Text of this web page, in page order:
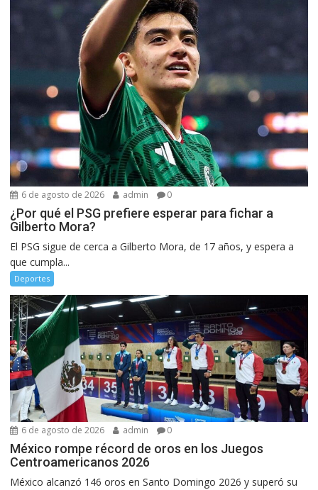
6 de agosto de 2026 admin 0
¿Por qué el PSG prefiere esperar para fichar a
Gilberto Mora?
El PSG sigue de cerca a Gilberto Mora, de 17 años, y espera a
que cumpla...
Deportes
6 de agosto de 2026 admin 0
México rompe récord de oros en los Juegos
Centroamericanos 2026
México alcanzó 146 oros en Santo Domingo 2026 y superó su